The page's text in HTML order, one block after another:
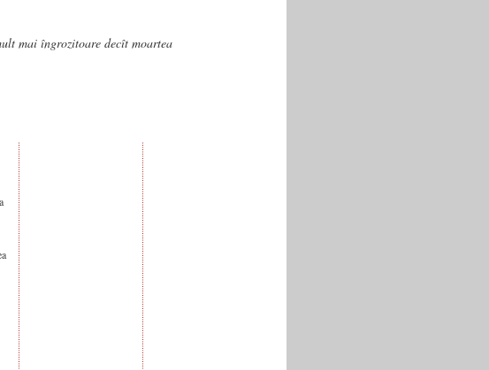
mai îngrozitoare decît moartea